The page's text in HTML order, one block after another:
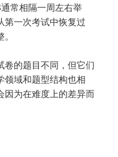
常相隔一周左右举
第一次考试中恢复过
卷的题目不同，但它们
领域和题型结构也相
因为在难度上的差异而